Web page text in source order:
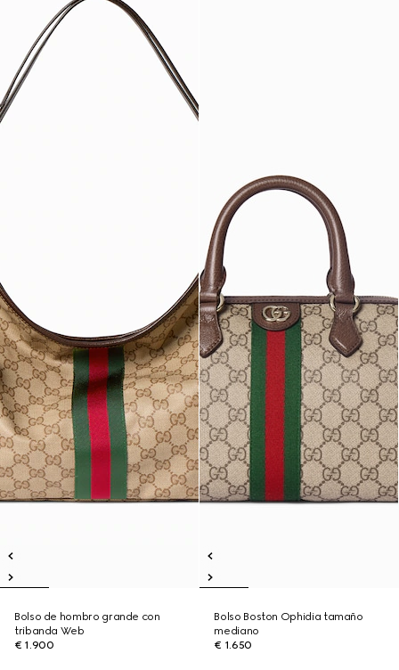
Bolso de hombro grande con
tribanda Web
€ 1.900
Bolso Boston Ophidia tamaño
mediano
€ 1.650